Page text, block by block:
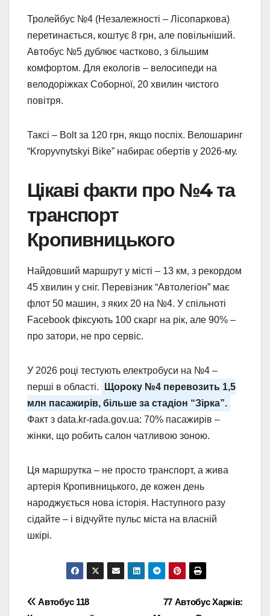
Тролейбус №4 (Незалежності – Лісопаркова)
перетинається, коштує 8 грн, але повільніший.
Автобус №5 дублює частково, з більшим
комфортом. Для екологів – велосипеди на
велодоріжках Соборної, 20 хвилин чистого
повітря.
Таксі – Bolt за 120 грн, якщо поспіх. Велошаринг
“Kropyvnytskyi Bike” набирає обертів у 2026-му.
Цікаві факти про №4 та
транспорт
Кропивницького
Найдовший маршрут у місті – 13 км, з рекордом
45 хвилин у сніг. Перевізник “Автолегіон” має
флот 50 машин, з яких 20 на №4. У спільноті
Facebook фіксують 100 скарг на рік, але 90% –
про затори, не про сервіс.
У 2026 році тестують електробуси на №4 –
перші в області.
Щороку №4 перевозить 1,5
млн пасажирів, більше за стадіон “Зірка”.
Факт з data.kr-rada.gov.ua: 70% пасажирів –
жінки, що робить салон чатливою зоною.
Ця маршрутка – не просто транспорт, а жива
артерія Кропивницького, де кожен день
народжується нова історія. Наступного разу
сідайте – і відчуйте пульс міста на власній
шкірі.
Навігація
77 Автобус Харків:
Автобус 118